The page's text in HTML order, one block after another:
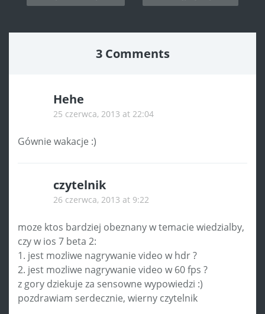
navigation
3 Comments
Hehe
25 czerwca, 2013 at 22:04
Gównie wakacje :)
czytelnik
26 czerwca, 2013 at 9:22
moze ktos bardziej obeznany w temacie wiedzialby,
czy w ios 7 beta 2:
1. jest mozliwe nagrywanie video w hdr ?
2. jest mozliwe nagrywanie video w 60 fps ?
z gory dziekuje za sensowne wypowiedzi :)
pozdrawiam serdecznie, wierny czytelnik